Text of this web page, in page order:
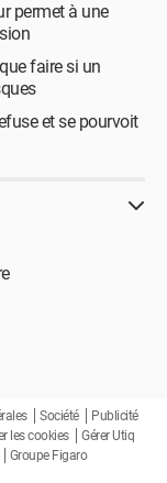
permet à une
faire si un
et se pourvoit
Société
Publicité
les cookies
Gérer Utiq
Groupe Figaro